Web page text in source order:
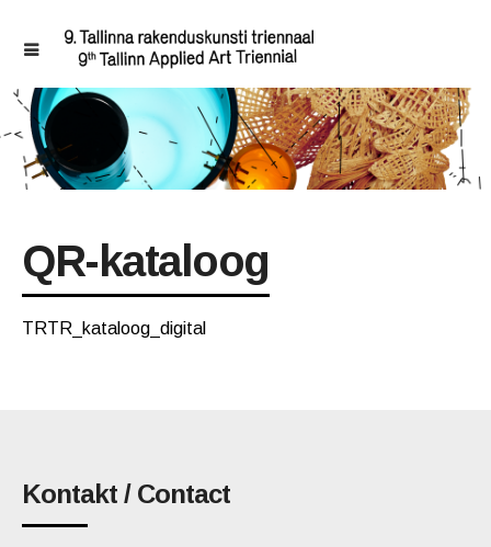
QR-kataloog
TRTR_kataloog_digital
Kontakt / Contact